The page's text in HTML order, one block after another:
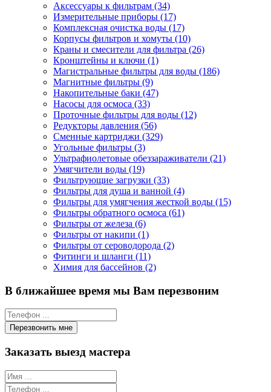
Аксессуары к фильтрам (34)
Измерительные приборы (17)
Комплексная очистка воды (17)
Корпусы фильтров и хомуты (10)
Краны и смесители для фильтра (26)
Кронштейны и ключи (1)
Магистральные фильтры для воды (186)
Магнитные фильтры (9)
Накопительные баки (47)
Насосы для осмоса (33)
Проточные фильтры для воды (12)
Редукторы давления (56)
Сменные картриджи (329)
Угольные фильтры (3)
Ультрафиолетовые обеззараживатели (21)
Умягчители воды (19)
Фильтрующие загрузки (33)
Фильтры для душа и ванной (4)
Фильтры для умягчения жесткой воды (15)
Фильтры обратного осмоса (61)
Фильтры от железа (6)
Фильтры от накипи (1)
Фильтры от сероводорода (2)
Фитинги и шланги (11)
Химия для бассейнов (2)
В ближайшее время мы Вам перезвоним
Заказать выезд мастера